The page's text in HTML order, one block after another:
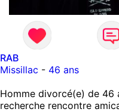
RAB
Missillac - 46 ans
Homme divorcé(e) de 46
recherche rencontre